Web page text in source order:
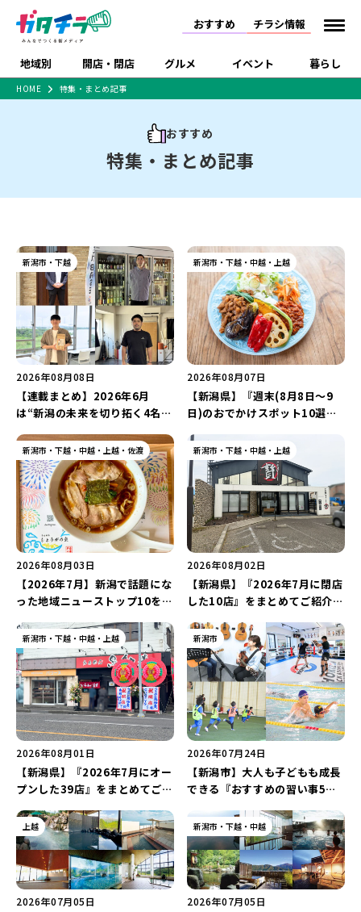
おすすめ チラシ情報
地域別 開店・閉店 グルメ イベント 暮らし
佐渡
新潟市中央区 新潟市東区 新潟市西区
新潟市北区
新潟市南区
新潟市江南区 新潟市秋葉区
新潟市西蒲区
村上・関川
新発田・聖籠
胎内・粟島
三条・加茂・田上
五泉・阿賀野・阿賀
燕・弥彦
長岡・見附
小千谷・十日町・津南
柏崎・刈羽・出雲崎
上越・妙高・糸魚川
長岡市・閉店
上越市・開店
上越市・閉店
ラーメン・開店
ラーメン・閉店
スイーツ ランチ
ご当地グルメ 食べ歩き テイクアウト
季節・期間限定
カフェ
居酒屋・バー 焼肉
パスタ
パン・ベーカリー
タレカツ・豚カツ
デカ盛り・大盛り
旨辛・激辛
定食・町定食 海鮮・鮨
そば・うどん
日本酒・新潟清酒
ワイン・クラフトビール
ケーキ・パフェ
ビアガーデン・暑気払い
忘新年会・歓送迎会
スポーツ
にいがた酒の陣・新潟
酒月
セミナー・講演会 子ども向け 花火大会
入場無料
住宅展示場
完成見学会 学生スポーツ アルビレックス
店
習い事・塾 アパレル・雑貨
フィットネス・ジム
観光スポット
温泉・入浴 ホテル 旅館
水族館
リラクゼーション・整体
スキー場
リユース・買取
病院・クリニック
イオンモール
ラブラ万代・ラブラ2
ビルボードプレイスBP
新潟伊勢丹
ピア万代
リバーサイド千秋
パティオPATIO
セツコママ ランキング 新潟人
キャンペーン
開店まとめ
閉店まとめ 人気記事まとめ
定食まとめ
ラーメンまとめ
飲食店まとめ
ショッピングモール・
ドラッグストア・ホーム
ファッション 生活サービス
インテリア・雑貨
外食・テイクアウト
新車・中古車・カー用品
旅行・レジャー
家電・携帯電話
冠婚葬祭
習い事・塾 通販・EC イベント
求人
官公庁・自治体
新潟市 チラシ
長岡・見附 チラシ
上越・妙高・糸魚川 チラシ
注目 チラシ
週末セール
火曜セール
オープン・リニューアルセール
周年祭・感謝祭セール
年末・初売りセール
HOME 特集・まとめ記事
おすすめ
特集・まとめ記事
新潟市・下越
2026年08月08日
【連載まとめ】2026年6月
は“新潟の未来を切り拓く4名の
生起業家」や「料理専門のフォ
トグラファー」など要チェック
♪
新潟市・下越・中越・上越
2026年08月07日
【新潟県】『週末(8月8日～9
日)のおでかけスポット10選』
設「めぐり舎」や「シーナシー
ナ丸大新潟のサマーフェスタ
2026」がおすすめ♪
新潟市・下越・中越・上越・佐渡
2026年08月03日
【2026年7月】新潟で話題にな
った地域ニューストップ10を発
や「ラーメン豚山」など開店・
閉店の注目記事をランキングで
ご紹介♪
新潟市・下越・中越・上越
2026年08月02日
【新潟県】『2026年7月に閉店
した10店』をまとめてご紹介！
や「石焼ステーキ贅 新潟小新
店」が営業に幕…。
新潟市・下越・中越・上越
2026年08月01日
【新潟県】『2026年7月にオー
プンした39店』をまとめてご紹
ド「らぁめん 鳥紬麦」や「らぁ
めん しょうがの空」など盛りだ
くさん♪
新潟市
2026年07月24日
【新潟市】大人も子どもも成長
できる『おすすめの習い事5選
ーダーメイドの音楽レッスン」
や「本格キックボクシング」で
新しい自分を見つけよう♪
上越
2026年07月05日
新潟市・下越・中越
2026年07月05日